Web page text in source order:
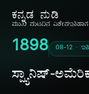
ಕನ್ನಡ ನುಡಿ
ಮುಖ ಪುಟದಿನ ವಿಶೇಷಇತಿಹಾಸ
1898 08-12 ·
ಸ್ಪ್ಯಾನಿಷ್-